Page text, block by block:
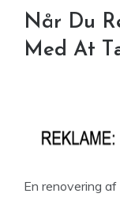
Når Du
Med At
En renovering